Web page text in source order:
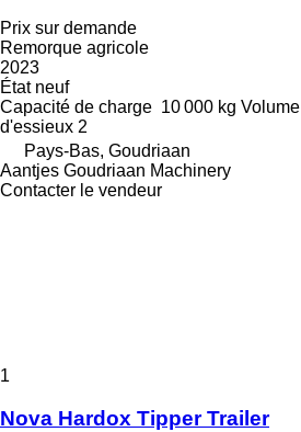
Prix sur demande
Remorque agricole
2023
Étatneuf
Capacité de charge 10 000 kg Volume
d'essieux 2
Pays-Bas, Goudriaan
Aantjes Goudriaan Machinery
Contacter le vendeur
1
Nova Hardox Tipper Trailer